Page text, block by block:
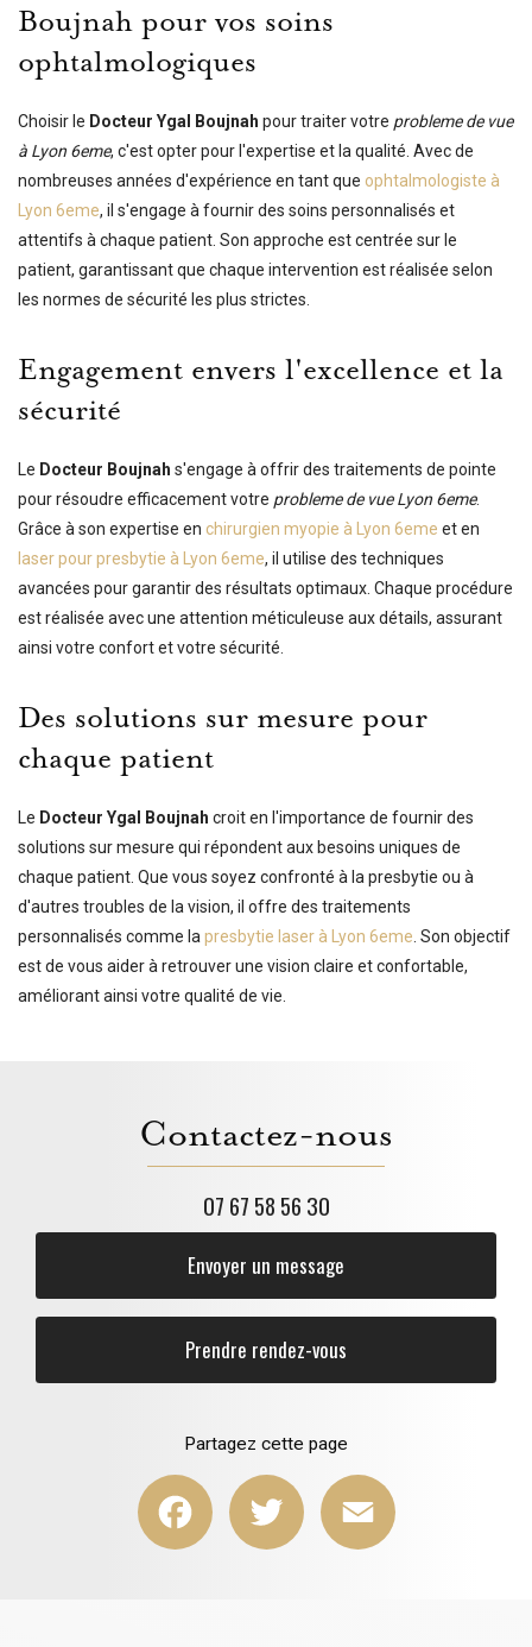
Boujnah pour vos soins
ophtalmologiques
Choisir le Docteur Ygal Boujnah pour traiter votre probleme de vue
à Lyon 6eme, c'est opter pour l'expertise et la qualité. Avec de
nombreuses années d'expérience en tant que ophtalmologiste à
Lyon 6eme, il s'engage à fournir des soins personnalisés et
attentifs à chaque patient. Son approche est centrée sur le
patient, garantissant que chaque intervention est réalisée selon
les normes de sécurité les plus strictes.
Engagement envers l'excellence et la
sécurité
Le Docteur Boujnah s'engage à offrir des traitements de pointe
pour résoudre efficacement votre probleme de vue Lyon 6eme.
Grâce à son expertise en chirurgien myopie à Lyon 6eme et en
laser pour presbytie à Lyon 6eme, il utilise des techniques
avancées pour garantir des résultats optimaux. Chaque procédure
est réalisée avec une attention méticuleuse aux détails, assurant
ainsi votre confort et votre sécurité.
Des solutions sur mesure pour
chaque patient
Le Docteur Ygal Boujnah croit en l'importance de fournir des
solutions sur mesure qui répondent aux besoins uniques de
chaque patient. Que vous soyez confronté à la presbytie ou à
d'autres troubles de la vision, il offre des traitements
personnalisés comme la presbytie laser à Lyon 6eme . Son objectif
est de vous aider à retrouver une vision claire et confortable,
améliorant ainsi votre qualité de vie.
Contactez-nous
07 67 58 56 30
Envoyer un message
Prendre rendez-vous
Partagez cette page
Facebook Twitter